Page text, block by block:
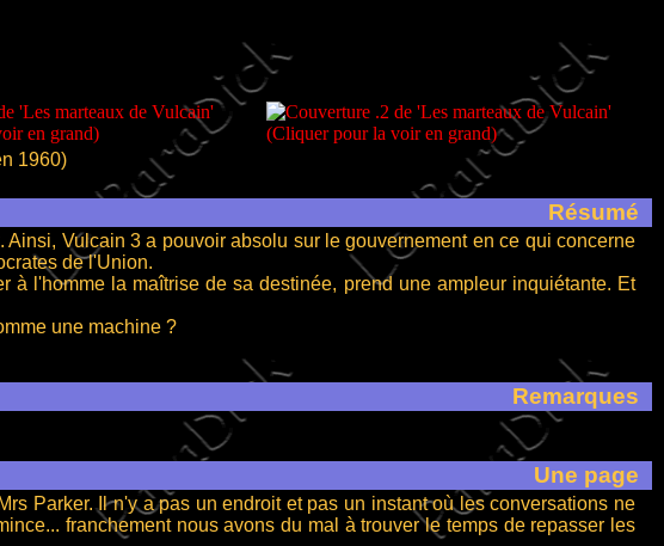
1960)
Résumé
Vulcain 3 a pouvoir absolu sur le gouvernement en ce qui concerne
de l'Union.
l'homme la maîtrise de sa destinée, prend une ampleur inquiétante. Et
une machine ?
Remarques
Une page
Parker. Il n'y a pas un endroit et pas un instant où les conversations ne
franchement nous avons du mal à trouver le temps de repasser les